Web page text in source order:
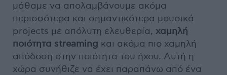
μάθαμε να απολαμβάνουμε ακόμα
περισσότερα και σημαντικότερα μουσικά
projects με απόλυτη ελευθερία, χαμηλή
ποιότητα streaming και ακόμα πιο χαμηλή
απόδοση στην ποιότητα του ήχου. Αυτή η
χώρα συνήθιζε να έχει παραπάνω από ένα